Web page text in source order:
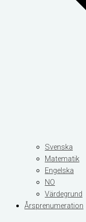
Svenska
Matematik
Engelska
NO
Värdegrund
Årsprenumeration